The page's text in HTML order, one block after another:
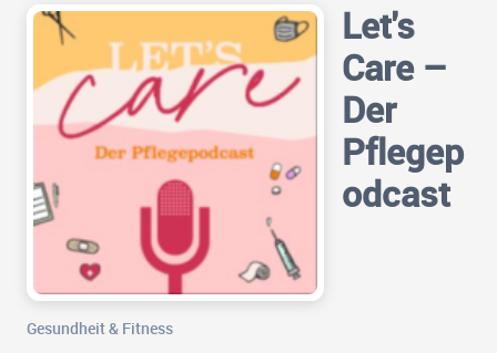
Let's
Care –
Der
Pflegep
odcast
Gesundheit & Fitness